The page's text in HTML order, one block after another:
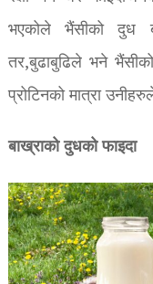
भएकोले भैंसीको दुध
तर,बुढाबुढिले भने
प्रोटिनको मात्रा
बाख्राको दुधको फाइदा